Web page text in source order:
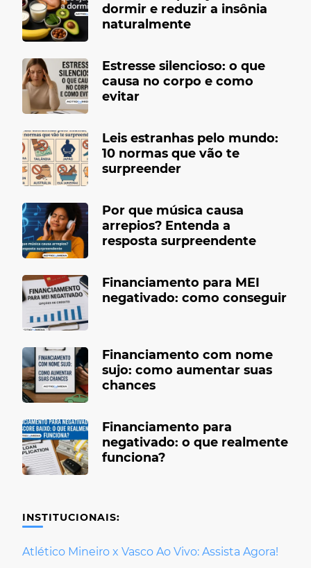
dormir e reduzir a insônia
naturalmente
Estresse silencioso: o que
causa no corpo e como
evitar
Leis estranhas pelo mundo:
10 normas que vão te
surpreender
Por que música causa
arrepios? Entenda a
resposta surpreendente
Financiamento para MEI
negativado: como conseguir
Financiamento com nome
sujo: como aumentar suas
chances
Financiamento para
negativado: o que realmente
funciona?
INSTITUCIONAIS:
Atlético Mineiro x Vasco Ao Vivo: Assista Agora!